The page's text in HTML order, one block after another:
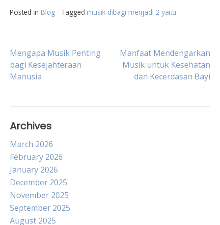
Posted in Blog Tagged musik dibagi menjadi 2 yaitu
Post
navigation
Mengapa Musik Penting
bagi Kesejahteraan
Manusia
Manfaat Mendengarkan
Musik untuk Kesehatan
dan Kecerdasan Bayi
Archives
March 2026
February 2026
January 2026
December 2025
November 2025
September 2025
August 2025